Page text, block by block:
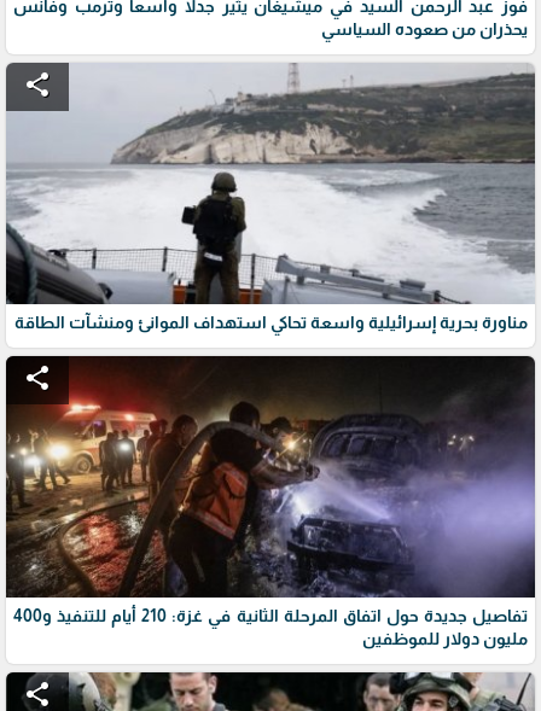
فوز عبد الرحمن السيد في ميشيغان يثير جدلاً واسعاً وترمب وفانس
يحذران من صعوده السياسي
share
مناورة بحرية إسرائيلية واسعة تحاكي استهداف الموانئ ومنشآت الطاقة
share
تفاصيل جديدة حول اتفاق المرحلة الثانية في غزة: 210 أيام للتنفيذ و400
مليون دولار للموظفين
share